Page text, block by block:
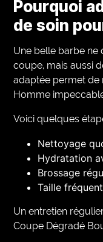
Pourquoi
de soin
Une belle barbe ne
coupe, mais aussi
adaptée permet de
Homme
Voici quelques
Nettoyage
Hydratation
Brossage
Taille
Un entretien
Coupe Dégradé